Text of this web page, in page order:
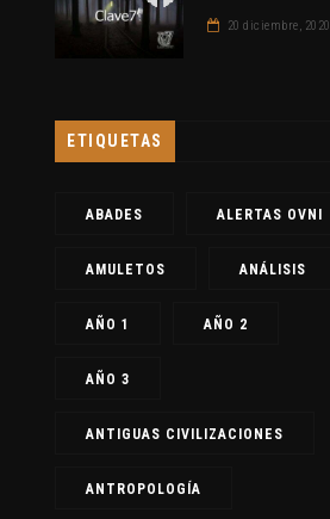
20 diciembre, 2020
ETIQUETAS
ABADES ALERTAS OVNI
AMULETOS ANÁLISIS
AÑO 1 AÑO 2
AÑO 3
ANTIGUAS CIVILIZACIONES
ANTROPOLOGÍA